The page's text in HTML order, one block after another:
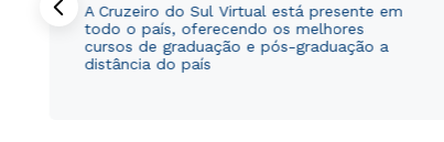
A Cruzeiro do Sul Virtual está presente em
todo o país, oferecendo os melhores
cursos de graduação e pós-graduação a
distância do país